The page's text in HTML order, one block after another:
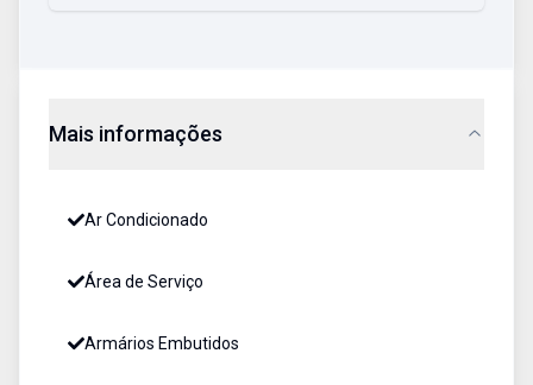
Mais informações
Ar Condicionado
Área de Serviço
Armários Embutidos